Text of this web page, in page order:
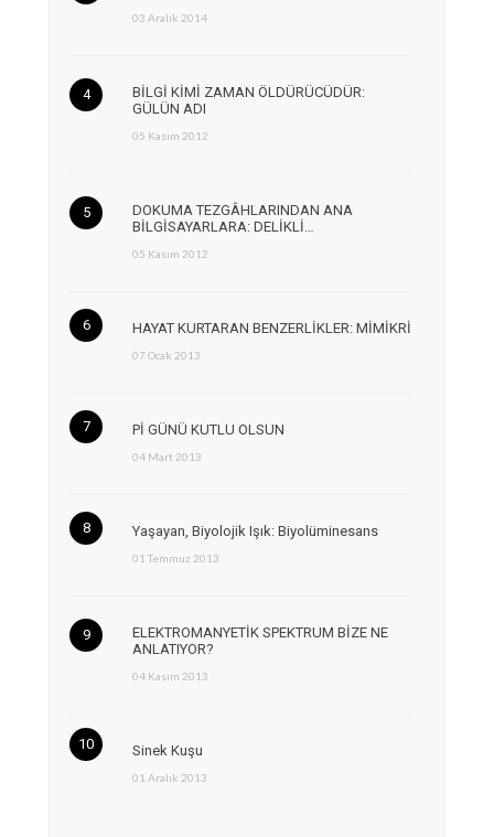
03 Aralık 2014
BİLGİ KİMİ ZAMAN ÖLDÜRÜCÜDÜR:
GÜLÜN ADI
05 Kasım 2012
DOKUMA TEZGÂHLARINDAN ANA
BİLGİSAYARLARA: DELİKLİ…
05 Kasım 2012
HAYAT KURTARAN BENZERLİKLER: MİMİKRİ
07 Ocak 2013
Pİ GÜNÜ KUTLU OLSUN
04 Mart 2013
Yaşayan, Biyolojik Işık: Biyolüminesans
01 Temmuz 2013
ELEKTROMANYETİK SPEKTRUM BİZE NE
ANLATIYOR?
04 Kasım 2013
Sinek Kuşu
01 Aralık 2013